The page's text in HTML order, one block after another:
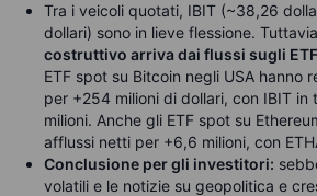
Tra i veicoli quotati, IBIT (~38,26
dollari) sono in lieve flessione.
costruttivo arriva dai flussi sugli ETF
ETF spot su Bitcoin negli USA hanno
per +254 milioni di dollari, con IBIT in
milioni. Anche gli ETF spot su
afflussi netti per +6,6 milioni, con
Conclusione per gli investitori:
volatili e le notizie su geopolitica e